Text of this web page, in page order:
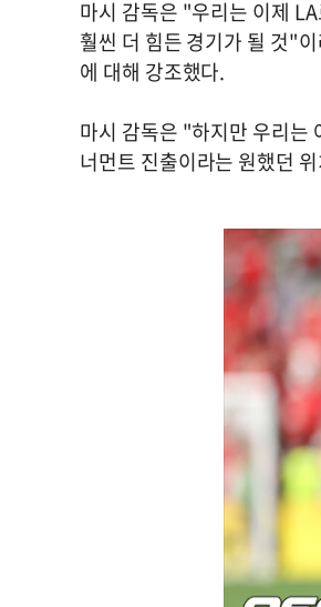
마시 감독은 "우리는 이제
훨씬 더 힘든 경기가 될 것"
에 대해 강조했다.
마시 감독은 "하지만 우리는
너먼트 진출이라는 원했던